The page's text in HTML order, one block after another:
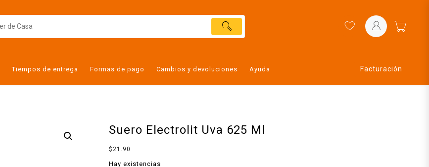
Tiempos de entrega Formas de pago Cambios y devoluciones Ayuda Facturación
Suero Electrolit Uva 625 Ml
$ 21.90
Hay existencias